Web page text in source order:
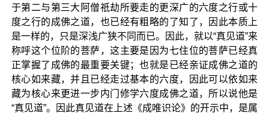
于第二与第三大阿僧祇劫所要走的更深广的六度之行或十
度之行的成佛之道，也已经有粗略的了知了，因此本质上
是一样的，只是深浅广狭不同而已。因此，就以“真见道”来
称呼这个位阶的菩萨，这主要是因为七住位的菩萨已经真
正掌握了成佛的最重要关键；也就是已经亲证成佛之道的
核心如来藏，并且已经走过基本的六度，因此可以依如来
藏为核心来更进一步内门修学六度成佛之道，所以说他是
“真见道”。因此真见道在上述《成唯识论》的开示中，是属